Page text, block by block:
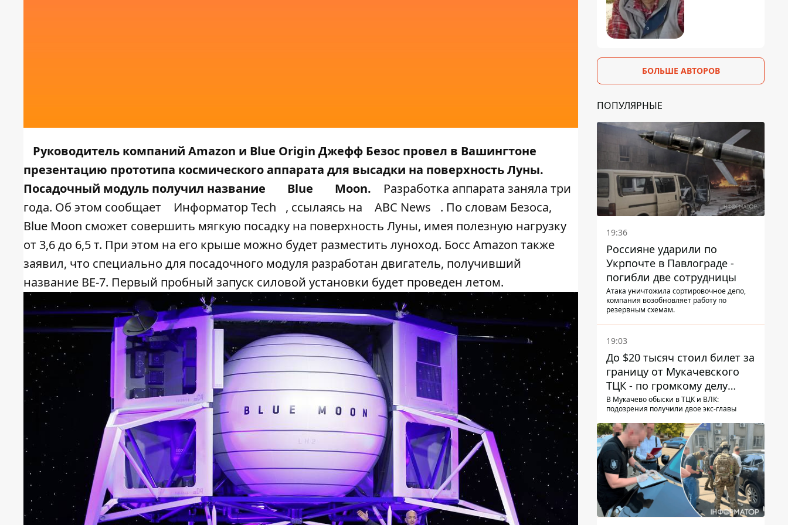
Руководитель компаний Amazon и Blue Origin Джефф Безос провел в Вашингтоне
презентацию прототипа космического аппарата для высадки на поверхность Луны.
Посадочный модуль получил название
Blue Moon.
Разработка аппарата заняла три
года. Об этом сообщает
Информатор Tech , ссылаясь на ABC News
. По словам Безоса,
Blue Moon сможет совершить мягкую посадку на поверхность Луны, имея полезную нагрузку
от 3,6 до 6,5 т. При этом на его крыше можно будет разместить луноход. Босс Amazon также
заявил, что специально для посадочного модуля разработан двигатель, получивший
название BE-7. Первый пробный запуск силовой установки будет проведен летом.
БОЛЬШЕ АВТОРОВ
ПОПУЛЯРНЫЕ
19:36
Россияне ударили по
Укрпочте в Павлограде -
погибли две сотрудницы
Атака уничтожила сортировочное депо,
компания возобновляет работу по
резервным схемам.
19:03
До $20 тысяч стоил билет за
границу от Мукачевского
ТЦК - по громкому делу
первые подозрения
получили двое бывших
руководителей
В Мукачево обыски в ТЦК и ВЛК:
подозрения получили двое экс-главы